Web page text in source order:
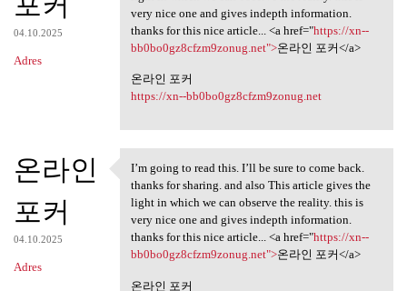
04.10.2025
Adres
very nice one and gives indepth information.
thanks for this nice article... <a href="https://xn--
bb0bo0gz8cfzm9zonug.net">온라인 포커</a>
온라인 포커
https://xn--bb0bo0gz8cfzm9zonug.net
온라인
포커
04.10.2025
Adres
I’m going to read this. I’ll
I’m going to read this. I’ll be sure to come back.
thanks for sharing. and also This article gives the
light in which we can observe the reality. this is
very nice one and gives indepth information.
thanks for this nice article... <a href="https://xn--
bb0bo0gz8cfzm9zonug.net">온라인 포커</a>
온라인 포커